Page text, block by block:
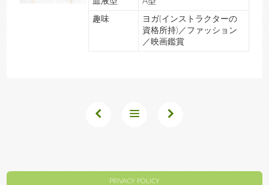
趣味
ヨガ(インストラクターの
資格所持)／ファッション
／映画鑑賞
PRIVACY POLICY